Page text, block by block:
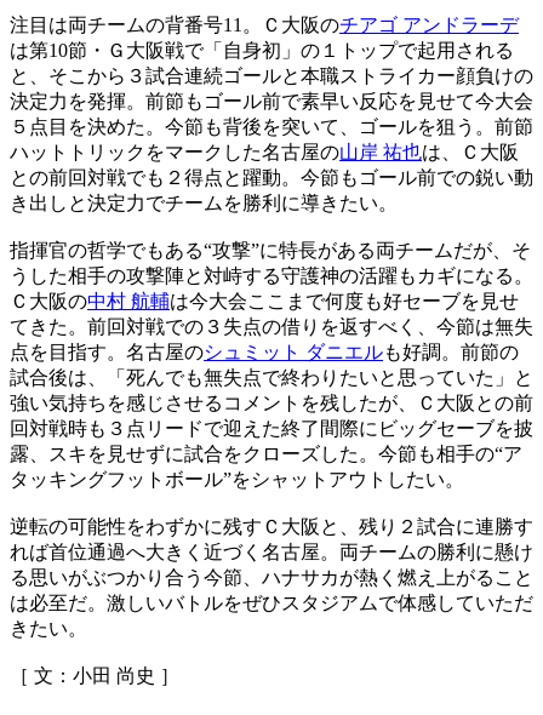
注目は両チームの背番号11。Ｃ大阪のチアゴ アンドラーデ
は第10節・Ｇ大阪戦で「自身初」の１トップで起用される
と、そこから３試合連続ゴールと本職ストライカー顔負けの
決定力を発揮。前節もゴール前で素早い反応を見せて今大会
５点目を決めた。今節も背後を突いて、ゴールを狙う。前節
ハットトリックをマークした名古屋の山岸 祐也は、Ｃ大阪
との前回対戦でも２得点と躍動。今節もゴール前での鋭い動
き出しと決定力でチームを勝利に導きたい。
指揮官の哲学でもある“攻撃”に特長がある両チームだが、そ
うした相手の攻撃陣と対峙する守護神の活躍もカギになる。
Ｃ大阪の中村 航輔は今大会ここまで何度も好セーブを見せ
てきた。前回対戦での３失点の借りを返すべく、今節は無失
点を目指す。名古屋のシュミット ダニエルも好調。前節の
試合後は、「死んでも無失点で終わりたいと思っていた」と
強い気持ちを感じさせるコメントを残したが、Ｃ大阪との前
回対戦時も３点リードで迎えた終了間際にビッグセーブを披
露、スキを見せずに試合をクローズした。今節も相手の“ア
タッキングフットボール”をシャットアウトしたい。
逆転の可能性をわずかに残すＣ大阪と、残り２試合に連勝す
れば首位通過へ大きく近づく名古屋。両チームの勝利に懸け
る思いがぶつかり合う今節、ハナサカが熱く燃え上がること
は必至だ。激しいバトルをぜひスタジアムで体感していただ
きたい。
［ 文：小田 尚史 ］